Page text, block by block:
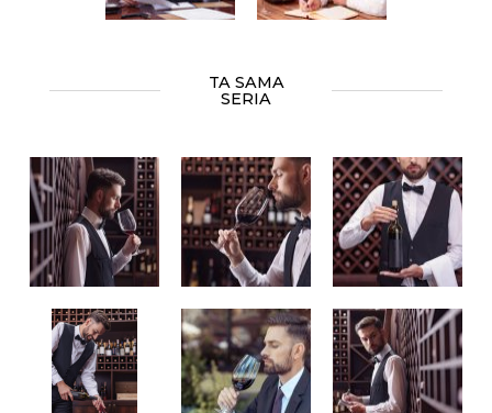
TA SAMA
SERIA